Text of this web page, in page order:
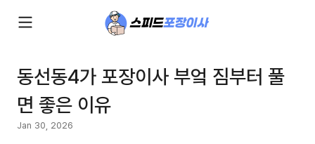
동선동4가 포장이사 부엌 짐부터 풀
면 좋은 이유
Jan 30, 2026